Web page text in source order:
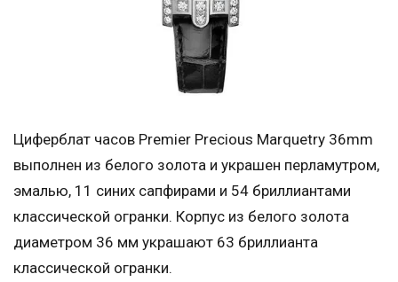
Циферблат часов Premier Precious Marquetry 36mm
выполнен из белого золота и украшен перламутром,
эмалью, 11 синих сапфирами и 54 бриллиантами
классической огранки. Корпус из белого золота
диаметром 36 мм украшают 63 бриллианта
классической огранки.